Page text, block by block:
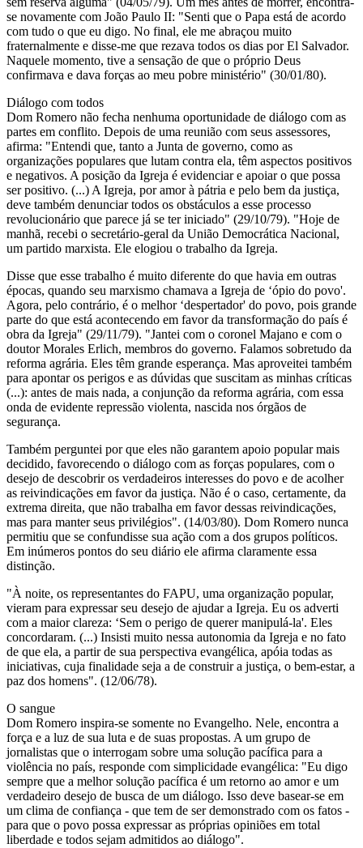
se novamente com João Paulo II: "Senti que o Papa está de acordo
com tudo o que eu digo. No final, ele me abraçou muito
fraternalmente e disse-me que rezava todos os dias por El Salvador.
Naquele momento, tive a sensação de que o próprio Deus
confirmava e dava forças ao meu pobre ministério" (30/01/80).
Diálogo com todos
Dom Romero não fecha nenhuma oportunidade de diálogo com as
partes em conflito. Depois de uma reunião com seus assessores,
afirma: "Entendi que, tanto a Junta de governo, como as
organizações populares que lutam contra ela, têm aspectos positivos
e negativos. A posição da Igreja é evidenciar e apoiar o que possa
ser positivo. (...) A Igreja, por amor à pátria e pelo bem da justiça,
deve também denunciar todos os obstáculos a esse processo
revolucionário que parece já se ter iniciado" (29/10/79). "Hoje de
manhã, recebi o secretário-geral da União Democrática Nacional,
um partido marxista. Ele elogiou o trabalho da Igreja.
Disse que esse trabalho é muito diferente do que havia em outras
épocas, quando seu marxismo chamava a Igreja de ‘ópio do povo'.
Agora, pelo contrário, é o melhor ‘despertador' do povo, pois grande
parte do que está acontecendo em favor da transformação do país é
obra da Igreja" (29/11/79). "Jantei com o coronel Majano e com o
doutor Morales Erlich, membros do governo. Falamos sobretudo da
reforma agrária. Eles têm grande esperança. Mas aproveitei também
para apontar os perigos e as dúvidas que suscitam as minhas críticas
(...): antes de mais nada, a conjunção da reforma agrária, com essa
onda de evidente repressão violenta, nascida nos órgãos de
segurança.
Também perguntei por que eles não garantem apoio popular mais
decidido, favorecendo o diálogo com as forças populares, com o
desejo de descobrir os verdadeiros interesses do povo e de acolher
as reivindicações em favor da justiça. Não é o caso, certamente, da
extrema direita, que não trabalha em favor dessas reivindicações,
mas para manter seus privilégios". (14/03/80). Dom Romero nunca
permitiu que se confundisse sua ação com a dos grupos políticos.
Em inúmeros pontos do seu diário ele afirma claramente essa
distinção.
"À noite, os representantes do FAPU, uma organização popular,
vieram para expressar seu desejo de ajudar a Igreja. Eu os adverti
com a maior clareza: ‘Sem o perigo de querer manipulá-la'. Eles
concordaram. (...) Insisti muito nessa autonomia da Igreja e no fato
de que ela, a partir de sua perspectiva evangélica, apóia todas as
iniciativas, cuja finalidade seja a de construir a justiça, o bem-estar, a
paz dos homens". (12/06/78).
O sangue
Dom Romero inspira-se somente no Evangelho. Nele, encontra a
força e a luz de sua luta e de suas propostas. A um grupo de
jornalistas que o interrogam sobre uma solução pacífica para a
violência no país, responde com simplicidade evangélica: "Eu digo
sempre que a melhor solução pacífica é um retorno ao amor e um
verdadeiro desejo de busca de um diálogo. Isso deve basear-se em
um clima de confiança - que tem de ser demonstrado com os fatos -
para que o povo possa expressar as próprias opiniões em total
liberdade e todos sejam admitidos ao diálogo".